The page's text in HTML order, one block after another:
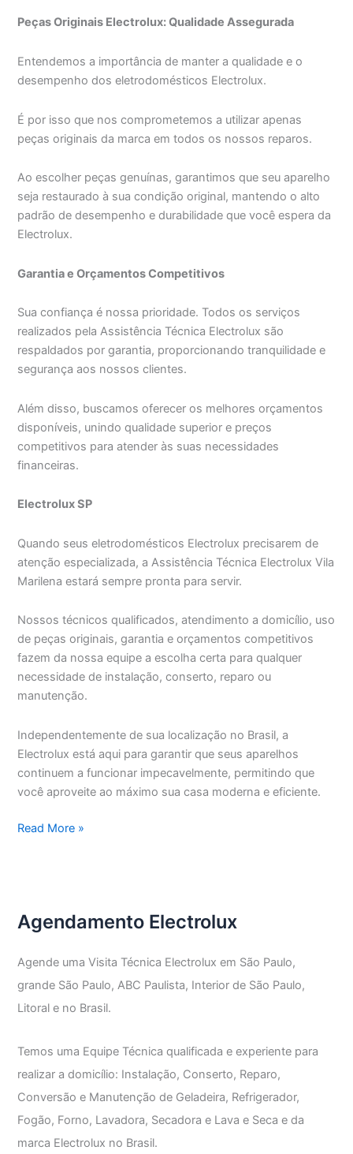
Peças Originais Electrolux: Qualidade Assegurada
Entendemos a importância de manter a qualidade e o
desempenho dos eletrodomésticos Electrolux.
É por isso que nos comprometemos a utilizar apenas
peças originais da marca em todos os nossos reparos.
Ao escolher peças genuínas, garantimos que seu aparelho
seja restaurado à sua condição original, mantendo o alto
padrão de desempenho e durabilidade que você espera da
Electrolux.
Garantia e Orçamentos Competitivos
Sua confiança é nossa prioridade. Todos os serviços
realizados pela Assistência Técnica Electrolux são
respaldados por garantia, proporcionando tranquilidade e
segurança aos nossos clientes.
Além disso, buscamos oferecer os melhores orçamentos
disponíveis, unindo qualidade superior e preços
competitivos para atender às suas necessidades
financeiras.
Electrolux SP
Quando seus eletrodomésticos Electrolux precisarem de
atenção especializada, a Assistência Técnica Electrolux Vila
Marilena estará sempre pronta para servir.
Nossos técnicos qualificados, atendimento a domicílio, uso
de peças originais, garantia e orçamentos competitivos
fazem da nossa equipe a escolha certa para qualquer
necessidade de instalação, conserto, reparo ou
manutenção.
Independentemente de sua localização no Brasil, a
Electrolux está aqui para garantir que seus aparelhos
continuem a funcionar impecavelmente, permitindo que
você aproveite ao máximo sua casa moderna e eficiente.
Assistência
Read More »
Agendamento Electrolux
Agende uma Visita Técnica Electrolux em São Paulo,
grande São Paulo, ABC Paulista, Interior de São Paulo,
Litoral e no Brasil.
Temos uma Equipe Técnica qualificada e experiente para
realizar a domicílio: Instalação, Conserto, Reparo,
Conversão e Manutenção de Geladeira, Refrigerador,
Fogão, Forno, Lavadora, Secadora e Lava e Seca e da
marca Electrolux no Brasil.